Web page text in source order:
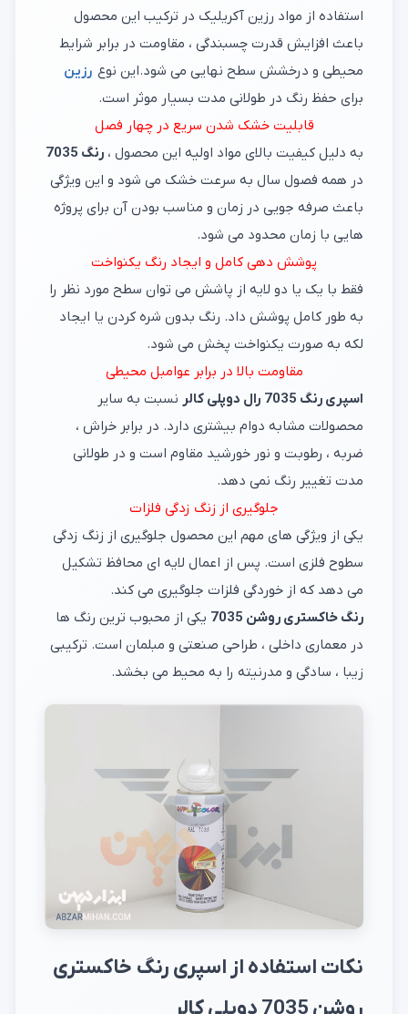
استفاده از مواد رزین آکریلیک در ترکیب این محصول
باعث افزایش قدرت چسبندگی ، مقاومت در برابر شرایط
محیطی و درخشش سطح نهایی می شود.این نوع رزین
برای حفظ رنگ در طولانی مدت بسیار موثر است.
قابلیت خشک شدن سریع در چهار فصل
به دلیل کیفیت بالای مواد اولیه این محصول ، رنگ 7035
در همه فصول سال به سرعت خشک می شود و این ویژگی
باعث صرفه جویی در زمان و مناسب بودن آن برای پروژه
هایی با زمان محدود می شود.
پوشش دهی کامل و ایجاد رنگ یکنواخت
فقط با یک یا دو لایه از پاشش می توان سطح مورد نظر را
به طور کامل پوشش داد. رنگ بدون شره کردن یا ایجاد
لکه به صورت یکنواخت پخش می شود.
مقاومت بالا در برابر عوامبل محیطی
اسپری رنگ 7035 رال دوپلی کالر
نسبت به سایر
محصولات مشابه دوام بیشتری دارد. در برابر خراش ،
ضربه ، رطوبت و نور خورشید مقاوم است و در طولانی
مدت تغییر رنگ نمی دهد.
جلوگیری از زنگ زدگی فلزات
یکی از ویژگی های مهم این محصول جلوگیری از زنگ زدگی
سطوح فلزی است. پس از اعمال لایه ای محافظ تشکیل
می دهد که از خوردگی فلزات جلوگیری می کند.
رنگ خاکستری روشن 7035
یکی از محبوب ترین رنگ ها
در معماری داخلی ، طراحی صنعتی و مبلمان است. ترکیبی
زیبا ، سادگی و مدرنیته را به محیط می بخشد.
نکات استفاده از اسپری رنگ خاکستری
روشن 7035 دوپلی کالر